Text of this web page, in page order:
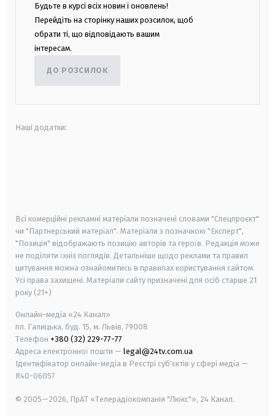
Будьте в курсі всіх новин і оновлень!
Перейдіть на сторінку наших розсилок, щоб
обрати ті, що відповідають вашим
інтересам.
ДО РОЗСИЛОК
Наші додатки:
Всі комерційні рекламні матеріали позначені словами "Спецпроєкт"
чи "Партнерський матеріал". Матеріали з позначкою "Експерт",
"Позиція" відображають позицію авторів та героїв. Редакція може
не поділяти їхніх поглядів. Детальніше щодо реклами та правил
цитування можна ознайомитись в правилах користування сайтом.
Усі права захищені. Матеріали сайту призначені для осіб старше 21
року (21+)
Онлайн-медіа «24 Канал»
пл. Галицька, буд. 15, м. Львів, 79008
Телефон +380 (32) 229-77-77
Адреса електронної пошти — legal@24tv.com.ua
Ідентифікатор онлайн-медіа в Реєстрі суб'єктів у сфері медіа —
R40-06057
© 2005—2026, ПрАТ «Телерадіокомпанія "Люкс"», 24 Канал.